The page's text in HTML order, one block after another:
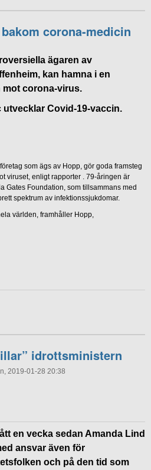
corona-medicin
ägaren av
kan hamna i en
mot corona-virus.
utvecklar Covid-19-vaccin.
som ägs av Hopp, gör goda framsteg
viruset, enligt rapporter . 79-åringen är
Gates Foundation, som tillsammans med
spektrum av infektionssjukdomar.
världen, framhåller Hopp,
idrottsministern
2019-01-28 20:38
en vecka sedan Amanda Lind
ansvar även för
och på den tid som